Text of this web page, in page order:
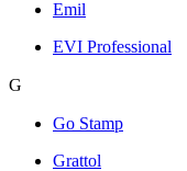
Emil
EVI Professional
G
Go Stamp
Grattol